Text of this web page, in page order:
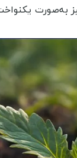
به‌صورت